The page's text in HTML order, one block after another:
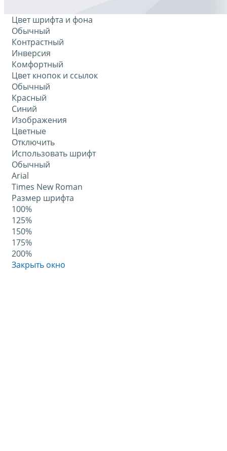
Цвет шрифта и фона
Обычный
Контрастный
Инверсия
Комфортный
Цвет кнопок и ссылок
Обычный
Красный
Синий
Изображения
Цветные
Отключить
Использовать шрифт
Обычный
Arial
Times New Roman
Размер шрифта
100%
125%
150%
175%
200%
Закрыть окно